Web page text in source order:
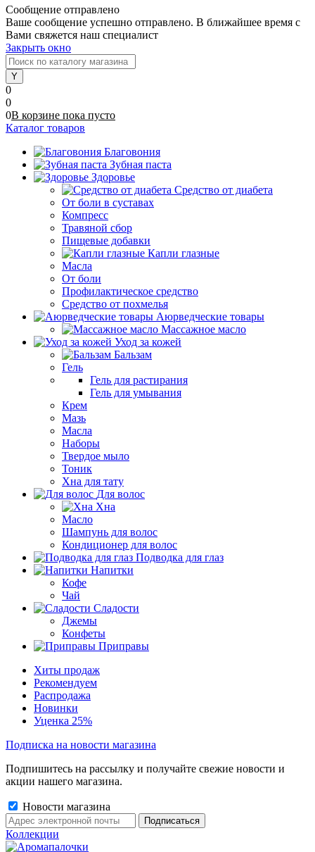
Сообщение отправлено
Ваше сообщение успешно отправлено. В ближайшее время с
Вами свяжется наш специалист
Закрыть окно
0
0
0В корзине пока пусто
Каталог товаров
Благовония
Зубная паста
Здоровье
Средство от диабета
От боли в суставах
Компресс
Травяной сбор
Пищевые добавки
Капли глазные
Масла
От боли
Профилактическое средство
Средство от похмелья
Аюрведческие товары
Массажное масло
Уход за кожей
Бальзам
Гель
Гель для растирания
Гель для умывания
Крем
Мазь
Масла
Наборы
Твердое мыло
Тоник
Хна для тату
Для волос
Хна
Масло
Шампунь для волос
Кондиционер для волос
Подводка для глаз
Напитки
Кофе
Чай
Сладости
Джемы
Конфеты
Приправы
Хиты продаж
Рекомендуем
Распродажа
Новинки
Уценка 25%
Подписка на новости магазина
Подпишитесь на рассылку и получайте свежие новости и
акции нашего магазина.
Новости магазина
Коллекции